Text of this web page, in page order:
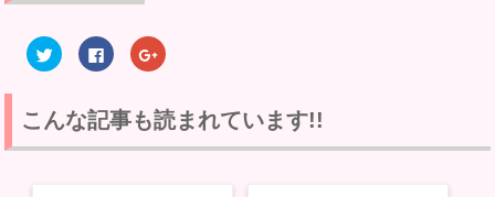
ク
リ
て
T
w
i
F
a
o
o
k
で
ク
リ
て
G
o
o
こんな記事も読まれています!!